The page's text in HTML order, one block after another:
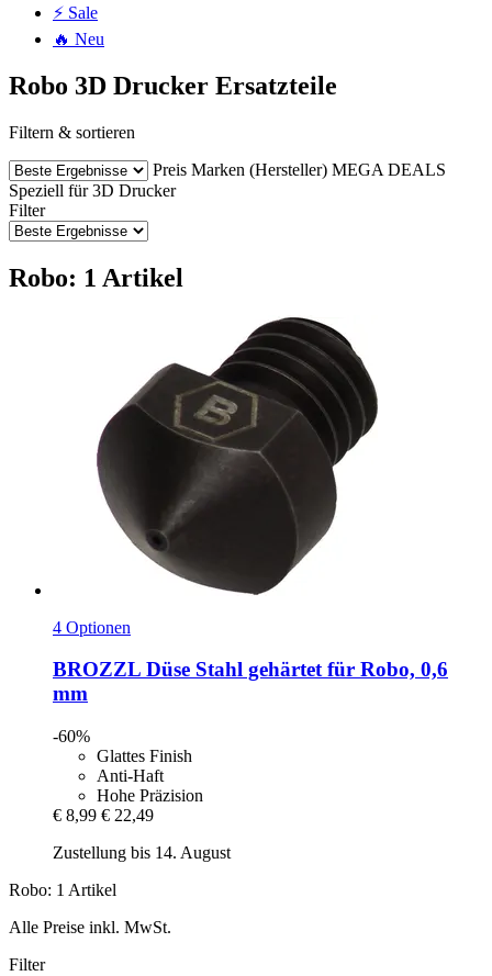
⚡ Sale
🔥 Neu
Robo 3D Drucker Ersatzteile
Filtern & sortieren
Preis Marken (Hersteller) MEGA DEALS
Speziell für 3D Drucker
Filter
Robo: 1 Artikel
4 Optionen
BROZZL Düse Stahl gehärtet für Robo, 0,6
mm
-60%
Glattes Finish
Anti-Haft
Hohe Präzision
€ 8,99 € 22,49
Zustellung bis 14. August
Robo: 1 Artikel
Alle Preise inkl. MwSt.
Filter